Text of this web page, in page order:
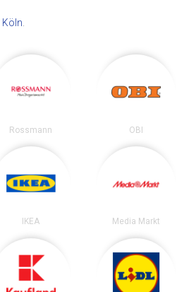
Köln
Rossmann OBI
IKEA Media Markt